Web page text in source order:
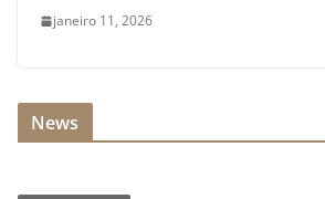
janeiro 11, 2026
News